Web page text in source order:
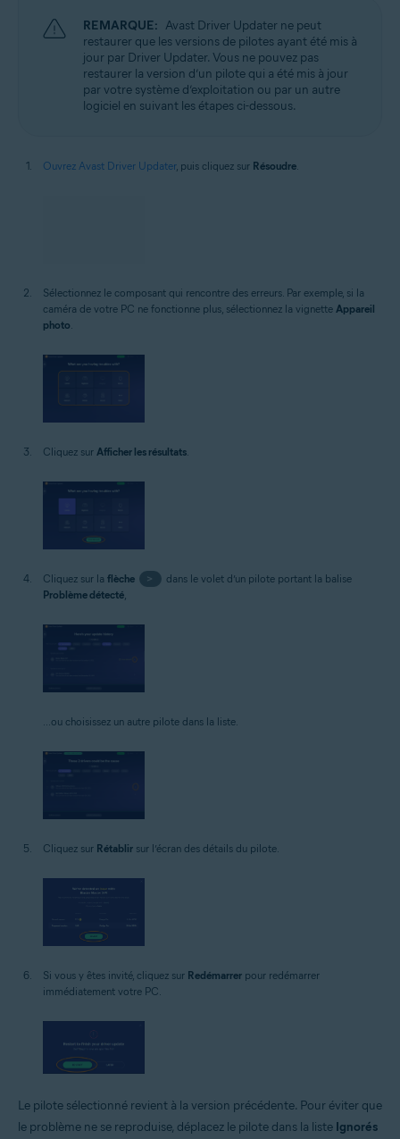
REMARQUE: Avast Driver Updater ne peut
restaurer que les versions de pilotes ayant été mis à
jour par Driver Updater. Vous ne pouvez pas
restaurer la version d’un pilote qui a été mis à jour
par votre système d’exploitation ou par un autre
logiciel en suivant les étapes ci-dessous.
Ouvrez Avast Driver Updater, puis cliquez sur Résoudre.
Sélectionnez le composant qui rencontre des erreurs. Par exemple, si la
caméra de votre PC ne fonctionne plus, sélectionnez la vignette Appareil
photo.
Cliquez sur Afficher les résultats
Cliquez sur la flèche >
dans le volet d’un pilote portant la balise
Problème détecté
...ou choisissez un autre pilote dans la liste.
Cliquez sur Rétablir sur l’écran des détails du pilote.
Si vous y êtes invité, cliquez sur Redémarrer pour redémarrer
immédiatement votre PC.
Le pilote sélectionné revient à la version précédente. Pour éviter que
le problème ne se reproduise, déplacez le pilote dans la liste Ignorés